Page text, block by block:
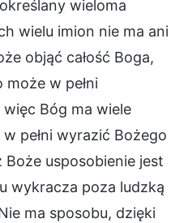
wieloma
wielu imion nie ma ani
objąć całość Boga,
w pełni
Bóg ma wiele
pełni wyrazić Bożego
usposobienie jest
wykracza poza ludzką
ma sposobu, dzięki